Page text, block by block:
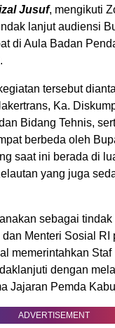
Jusuf, mengikuti
lanjut audiensi
di Aula Badan
tersebut
Ka.
Bidang Tehnis,
berbeda oleh
saat ini berada di
yang juga
sebagai
Menteri Sosial RI
memerintahkan
dengan
Jajaran Pemda
ADVERTISEMENT